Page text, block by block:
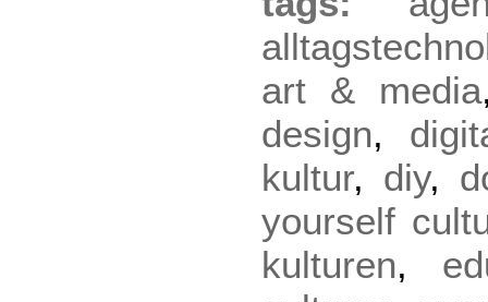
art & media
design,
kultur, diy,
yourself
kulturen,